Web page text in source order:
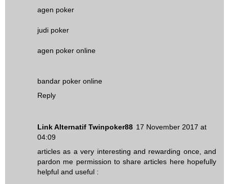
agen poker
judi poker
agen poker online
bandar poker online
Reply
Link Alternatif Twinpoker88 17 November 2017 at
04:09
articles as a very interesting and rewarding once, and
pardon me permission to share articles here hopefully
helpful and useful :